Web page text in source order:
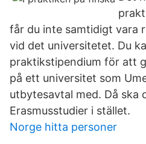
får du inte samtidigt vara
vid det universitetet. Du
praktikstipendium för att
på ett universitet som
utbytesavtal med. Då ska
Erasmusstudier i stället.
Norge hitta personer